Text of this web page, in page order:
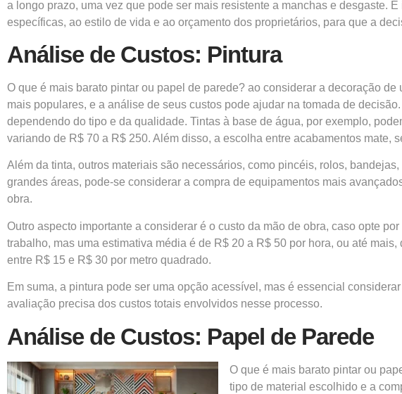
a longo prazo, uma vez que pode ser mais resistente a manchas e desgaste.
específicas, ao estilo de vida e ao orçamento dos proprietários, para que a
Análise de Custos: Pintura
O que é mais barato pintar ou papel de parede? ao considerar a decoração
mais populares, e a análise de seus custos pode ajudar na tomada de
dependendo do tipo e da qualidade. Tintas à base de água, por exemplo,
variando de R$ 70 a R$ 250. Além disso, a escolha entre acabamentos mate,
Além da tinta, outros materiais são necessários, como pincéis, rolos,
grandes áreas, pode-se considerar a compra de equipamentos mais
obra.
Outro aspecto importante a considerar é o custo da mão de obra, caso opte
trabalho, mas uma estimativa média é de R$ 20 a R$ 50 por hora, ou até
entre R$ 15 e R$ 30 por metro quadrado.
Em suma, a pintura pode ser uma opção acessível, mas é essencial
avaliação precisa dos custos totais envolvidos nesse processo.
Análise de Custos: Papel de Parede
O que é mais barato pintar ou
tipo de material escolhido e a